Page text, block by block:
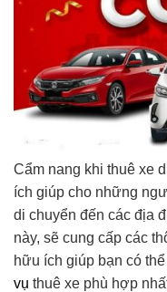
Cẩm nang khi thuê xe
ích giúp cho những
di chuyển đến các địa
này, sẽ cung cấp các
hữu ích giúp bạn có
vụ thuê xe phù hợp